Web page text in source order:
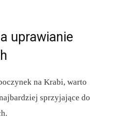
uprawianie
na Krabi, warto
sprzyjające do